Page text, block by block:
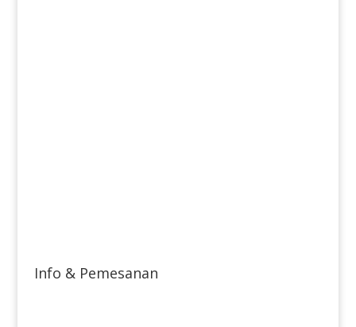
Info & Pemesanan